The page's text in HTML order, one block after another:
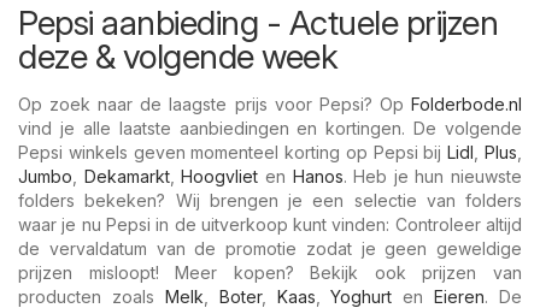
Pepsi aanbieding - Actuele prijzen
deze & volgende week
Op zoek naar de laagste prijs voor Pepsi? Op Folderbode.nl
vind je alle laatste aanbiedingen en kortingen. De volgende
Pepsi winkels geven momenteel korting op Pepsi bijLidl ,Plus
Jumbo
Dekamarkt,Hoogvliet en Hanos. Heb je hun nieuwste
folders bekeken? Wij brengen je een selectie van folders
waar je nu Pepsi in de uitverkoop kunt vinden: Controleer altijd
de vervaldatum van de promotie zodat je geen geweldige
prijzen misloopt! Meer kopen? Bekijk ook prijzen van
producten zoals Melk Boter, Kaas ,Yoghurt enEieren. De